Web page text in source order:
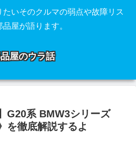
いそのクルマの弱点や故障リス
品屋が語ります。
屋のウラ話
G20系 BMW3シリーズ
を徹底解説するよ